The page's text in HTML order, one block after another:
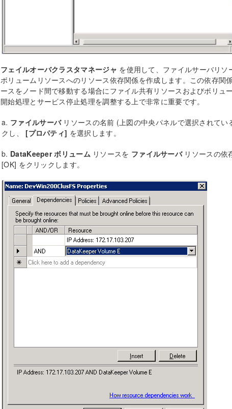
フェイルオーバクラスタマネージャ を使用して、ファイルサーバリ
ボリュームリソースへのリソース依存関係を作成します。この依存関
ースをノード間で移動する場合にファイル共有リソースおよびボリュ
開始処理とサービス停止処理を調整する上で非常に重要です。
a. ファイルサーバリソースの名前 (上図の中央パネルで選択されてい
クし、 [プロパティ] を選択します。
b. DataKeeper ボリュームリソースを ファイルサーバリソースの依
[OK] をクリックします。